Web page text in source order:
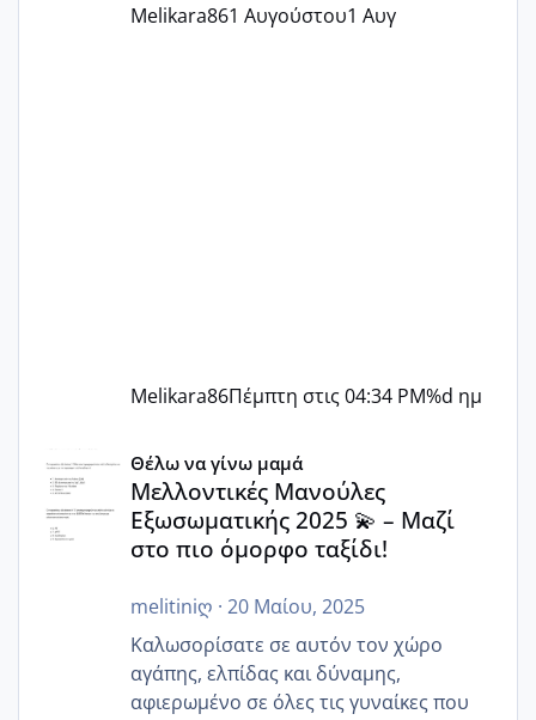
Melikara861 Αυγούστου1 Αυγ
Melikara86Πέμπτη στις 04:34 PM%d ημ
Μελλοντικές Μανούλες Εξωσωματικής 2025 💫 – Μαζί
Θέλω να γίνω μαμά
Μελλοντικές Μανούλες
Εξωσωματικής 2025 💫 – Μαζί
στο πιο όμορφο ταξίδι!
melitiniღ · 20 Μαίου, 2025
Καλωσορίσατε σε αυτόν τον χώρο
αγάπης, ελπίδας και δύναμης,
αφιερωμένο σε όλες τις γυναίκες που